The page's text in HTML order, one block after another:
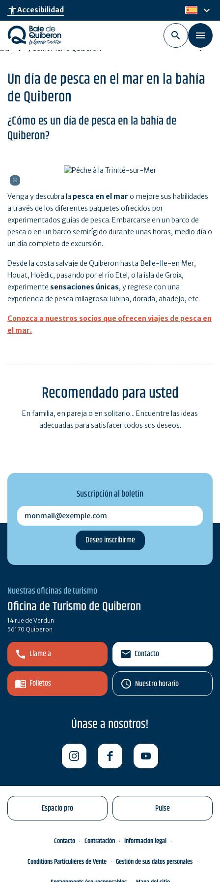
Skip
main
content
accessibility_newAccesibilidad es
keyboard_arrow_down
Un día de pesca en el mar en la bahía
de Quiberon
¿Cómo es un día de pesca en la bahía de
Quiberon?
Venga y descubra la pesca en el mar o mejore sus habilidades
a través de los diferentes paquetes ofrecidos por
experimentados guías de pesca. Embarcarse en un barco de
pesca o en un barco semirígido durante unas horas, medio día o
un día completo de excursión.
Desde la costa salvaje de Quiberon hasta Belle-Ile-en Mer,
Houat, Hoëdic, pasando por el río Etel, o la isla de Groix,
experimente sensaciones únicas, y regrese con una
experiencia de pesca milagrosa: lubina, dorada, abadejo, etc.
Conozca a nuestros socios que ofrecen viajes de pesca en
el mar.
Recomendado para usted
En familia, en pareja o en solitario... Encuentre las ideas
adecuadas para satisfacer todos sus deseos.
Suscripción al boletín
monmail@exemple.com
Nuestras oficinas de turismo
Oficina de Turismo de Quiberon
14 rue de Verdun
56170 Quiberon
Llame a
Folletos
Contacto
Nuestro horario
Únase a nosotros!
Espacio pro Pulse
Contacto Contratación
Información legal
Conditions Particulières de Vente
Gestión de sus datos personales